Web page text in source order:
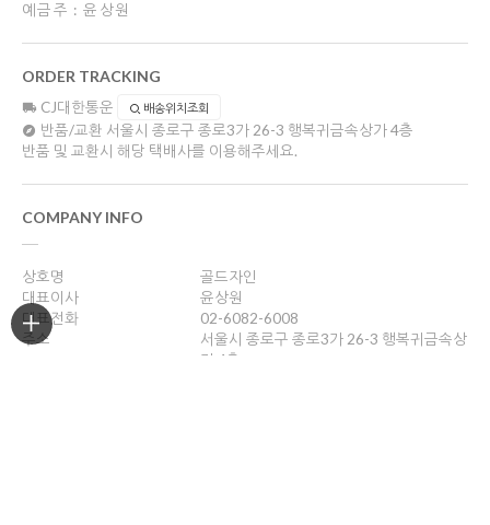
예금주 : 윤상원
ORDER TRACKING
CJ대한통운 배송위치조회
반품/교환 서울시 종로구 종로3가 26-3 행복귀금속상가 4층
반품 및 교환시 해당 택배사를 이용해주세요.
COMPANY INFO
상호명
골드자인
대표이사
윤상원
대표전화
02-6082-6008
주소
서울시 종로구 종로3가 26-3 행복귀금속상
가 4층